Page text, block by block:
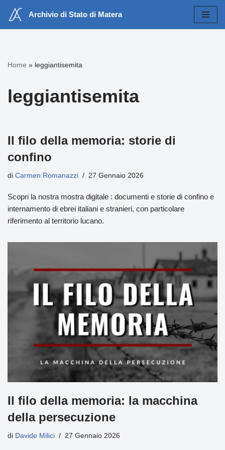
Archivio di Stato di Matera
Home » leggiantisemita
leggiantisemita
Il filo della memoria: storie di
confino
di Carmen Romanazzi 27 Gennaio 2026
Scopri la nostra mostra digitale : documenti e storie di confino e
internamento di ebrei italiani e stranieri, con particolare
riferimento al territorio lucano.
Il filo della memoria: la macchina
della persecuzione
di Davide Milici 27 Gennaio 2026